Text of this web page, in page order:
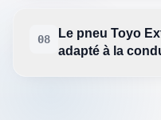
08
Le pneu Toyo
adapté à la